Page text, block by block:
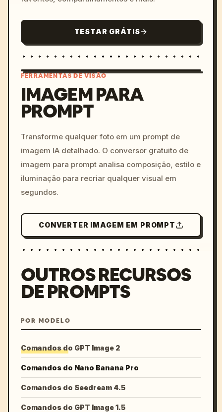
TESTAR GRÁTIS
colors, 8k --v 6.0
FERRAMENTAS DE VISÃO
IMAGEM PARA
PROMPT
Transforme qualquer foto em um prompt de
imagem IA detalhado. O conversor gratuito de
imagem para prompt analisa composição, estilo e
iluminação para recriar qualquer visual em
segundos.
CONVERTER IMAGEM EM PROMPT
OUTROS RECURSOS
DE PROMPTS
POR MODELO
Comandos do GPT Image 2
Comandos do Nano Banana Pro
Comandos do Seedream 4.5
Comandos do GPT Image 1.5